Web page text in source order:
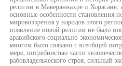
религии в Мавераннахре и Хорасане,
основные особенности становления
мировоззрения у народов этого
появление повой религии не было
аравийского социально-
многом было связано с всеобщей
мере, потребностью части
рабовладельческого строя, сильный